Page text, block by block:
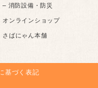
– 消防設備・防災
オンラインショップ
さばにゃん本舗
基づく表記